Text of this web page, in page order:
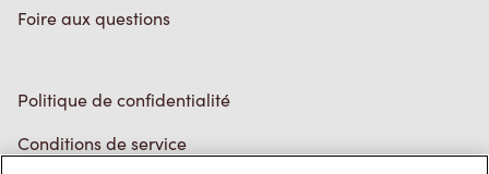
Foire aux questions
Politique de confidentialité
Conditions de service